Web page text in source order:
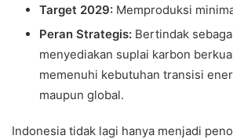
Target 2029: Memproduksi
Peran Strategis: Bertindak
menyediakan suplai karbon
memenuhi kebutuhan transisi
maupun global.
Indonesia tidak lagi hanya menjadi